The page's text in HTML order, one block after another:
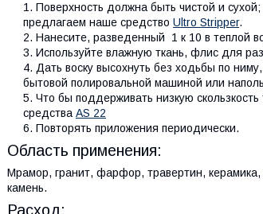
Поверхность должна быть чистой и
предлагаем наше средство Ultro Stripper.
Нанесите, разведенный 1 к 10 в теплой
Используйте влажную ткань, флис для
Дать воску высохнуть без ходьбы по
бытовой полировальной машиной или
Что бы поддерживать низкую
средстваAS 22
Повторять приложения периодически.
Область применения:
Мрамор, гранит, фарфор, травертин,
камень.
Расход: